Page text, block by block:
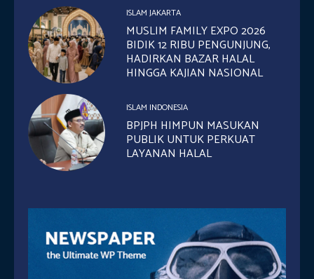
ISLAM JAKARTA
MUSLIM FAMILY EXPO 2026
BIDIK 12 RIBU PENGUNJUNG,
HADIRKAN BAZAR HALAL
HINGGA KAJIAN NASIONAL
ISLAM INDONESIA
BPJPH HIMPUN MASUKAN
PUBLIK UNTUK PERKUAT
LAYANAN HALAL